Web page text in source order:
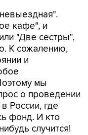
кафе", и
"Две сестры",
К сожалению,
и
мы
о проведении
России, где
фонд. И кто
случится!